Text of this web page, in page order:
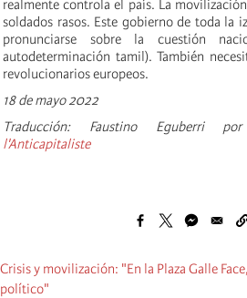
realmente controla el país. La
soldados rasos. Este gobierno de toda la
pronunciarse sobre la cuestión
autodeterminación tamil). También
revolucionarios europeos.
18 de mayo 2022
Traducción: Faustino Eguberri
l'Anticapitaliste
Crisis y movilización: "En la Plaza Galle
político"